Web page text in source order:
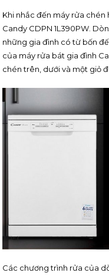
Khi nhắc đến máy rửa
Candy CDPN 1L390PW.
những gia đình có từ bốn
của máy rửa bát gia đình
chén trên, dưới và một giỏ
Các chương trình rửa của